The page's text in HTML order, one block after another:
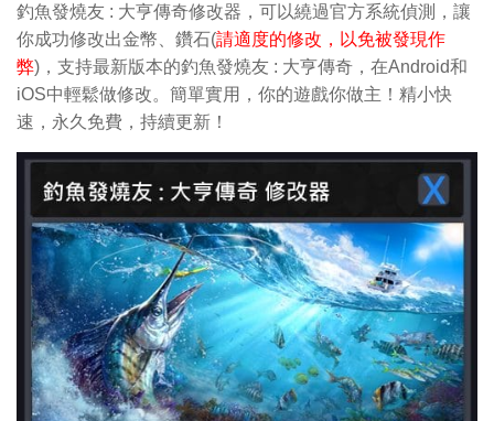
釣魚發燒友 : 大亨傳奇修改器，可以繞過官方系統偵測，讓
你成功修改出金幣、鑽石(請適度的修改，以免被發現作
弊)，支持最新版本的釣魚發燒友 : 大亨傳奇，在Android和
iOS中輕鬆做修改。簡單實用，你的遊戲你做主！精小快
速，永久免費，持續更新！